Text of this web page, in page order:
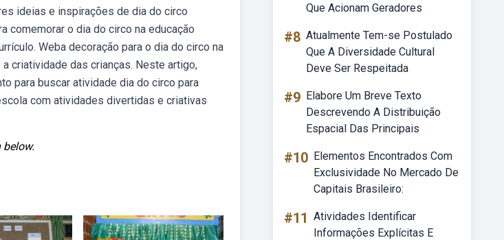
ideias e inspirações de dia do circo
comemorar o dia do circo na educação
Weba decoração para o dia do circo na
criatividade das crianças. Neste artigo,
para buscar atividade dia do circo para
com atividades divertidas e criativas
Que Acionam Geradores
#8 Atualmente Tem-se Postulado
Que A Diversidade Cultural
Deve Ser Respeitada
#9 Elabore Um Breve Texto
Descrevendo A Distribuição
Espacial Das Principais
#10 Elementos Encontrados Com
Exclusividade No Mercado De
Capitais Brasileiro:
#11 Atividades Identificar
Informações Explícitas E